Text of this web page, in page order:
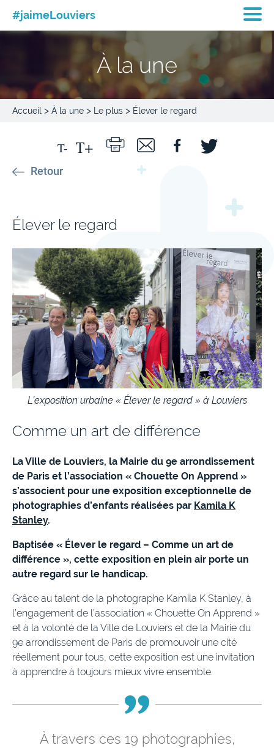
#jaimeLouviers
À la une
Accueil > À la une > Le plus > Élever le regard
Retour
Élever le regard
L’exposition urbaine « Élever le regard » à Louviers
Comme un art de différence
La Ville de Louviers, la Mairie du 9e arrondissement
de Paris et l’association « Chouette On Apprend »
s’associent pour une exposition exceptionnelle de
photographies d’enfants réalisées par Kamila K
Stanley.
Baptisée « Élever le regard – Comme un art de
différence », cette exposition en plein air porte un
autre regard sur le handicap.
Grâce au talent de la photographe Kamila K Stanley, à
l’engagement de l’association « Chouette On Apprend »
et à la volonté de la Ville de Louviers et de la Mairie du
9e arrondissement de Paris de promouvoir une cité
réellement pour tous, cette exposition est une invitation
à apprendre à toujours mieux vivre ensemble.
À travers ces 19 photographies,